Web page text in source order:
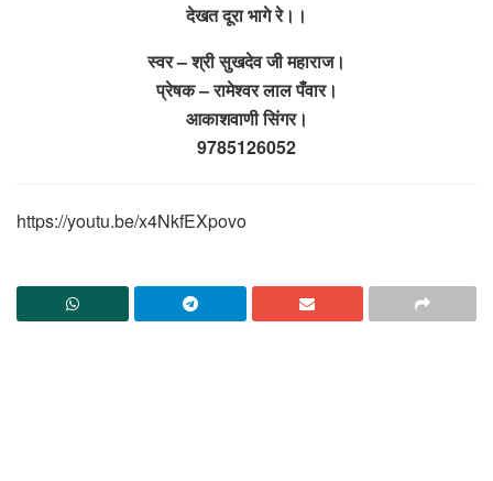
देखत दूरा भागे रे।।
स्वर – श्री सुखदेव जी महाराज।
प्रेषक – रामेश्वर लाल पँवार।
आकाशवाणी सिंगर।
9785126052
https://youtu.be/x4NkfEXpovo